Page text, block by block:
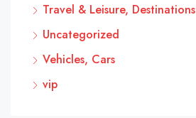
Travel & Leisure, Destinations
Uncategorized
Vehicles, Cars
vip